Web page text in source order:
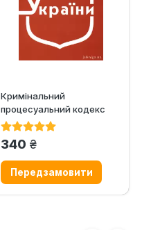
Кримінальний
процесуальний кодекс
України
340 грн.